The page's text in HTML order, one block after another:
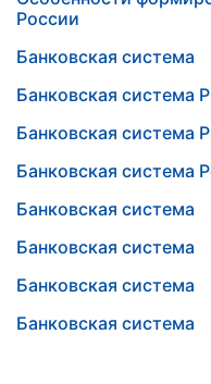
России
Банковская система
Банковская система
Банковская система
Банковская система
Банковская система
Банковская система
Банковская система
Банковская система